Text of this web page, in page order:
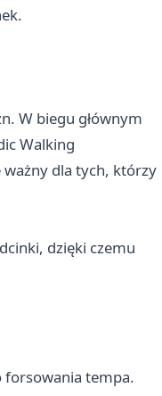
W biegu głównym
Walking
ważny dla tych, którzy
dzięki czemu
forsowania tempa.